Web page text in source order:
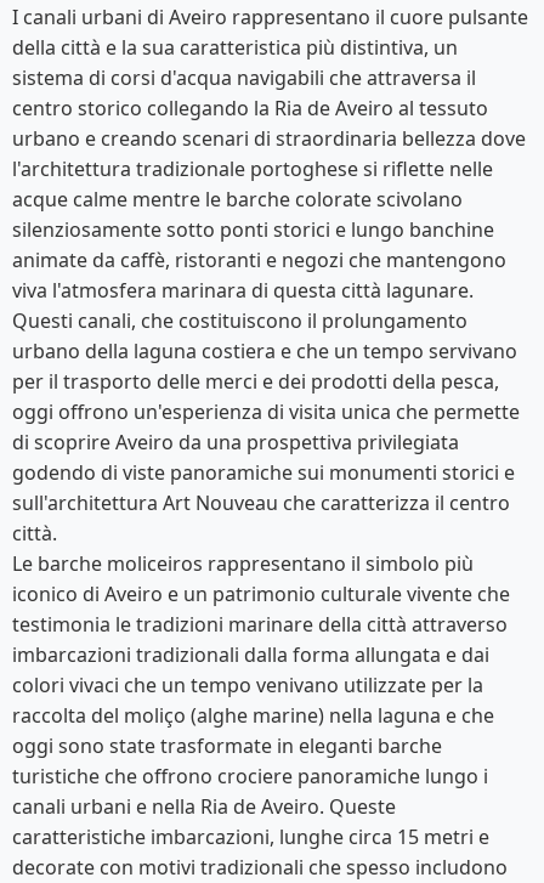
I canali urbani di Aveiro rappresentano il cuore pulsante
della città e la sua caratteristica più distintiva, un
sistema di corsi d'acqua navigabili che attraversa il
centro storico collegando la Ria de Aveiro al tessuto
urbano e creando scenari di straordinaria bellezza dove
l'architettura tradizionale portoghese si riflette nelle
acque calme mentre le barche colorate scivolano
silenziosamente sotto ponti storici e lungo banchine
animate da caffè, ristoranti e negozi che mantengono
viva l'atmosfera marinara di questa città lagunare.
Questi canali, che costituiscono il prolungamento
urbano della laguna costiera e che un tempo servivano
per il trasporto delle merci e dei prodotti della pesca,
oggi offrono un'esperienza di visita unica che permette
di scoprire Aveiro da una prospettiva privilegiata
godendo di viste panoramiche sui monumenti storici e
sull'architettura Art Nouveau che caratterizza il centro
città.
Le barche moliceiros rappresentano il simbolo più
iconico di Aveiro e un patrimonio culturale vivente che
testimonia le tradizioni marinare della città attraverso
imbarcazioni tradizionali dalla forma allungata e dai
colori vivaci che un tempo venivano utilizzate per la
raccolta del moliço (alghe marine) nella laguna e che
oggi sono state trasformate in eleganti barche
turistiche che offrono crociere panoramiche lungo i
canali urbani e nella Ria de Aveiro. Queste
caratteristiche imbarcazioni, lunghe circa 15 metri e
decorate con motivi tradizionali che spesso includono